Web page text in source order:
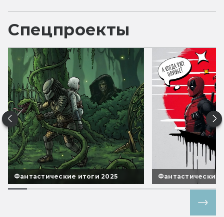
Спецпроекты
Фантастические итоги 2025 Фантастические